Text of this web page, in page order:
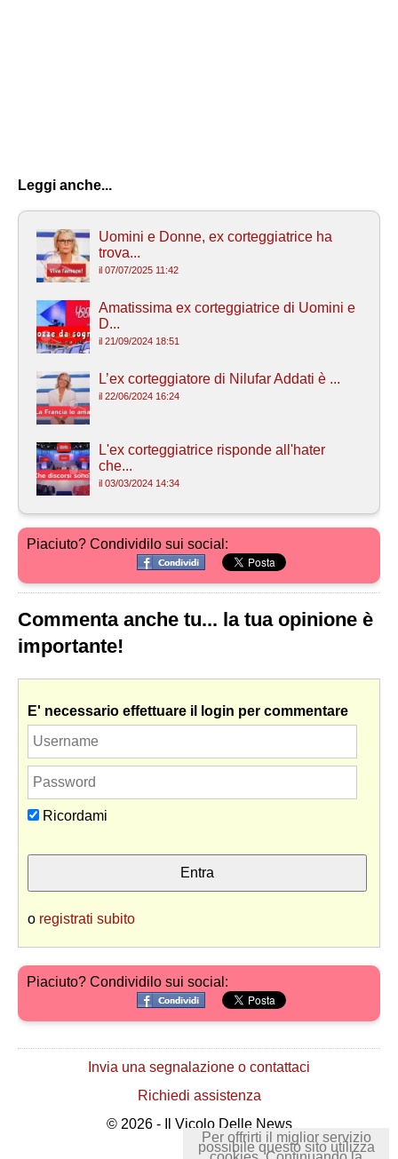
Leggi anche...
Uomini e Donne, ex corteggiatrice ha
trova...
il 07/07/2025 11:42
Amatissima ex corteggiatrice di Uomini e
D...
il 21/09/2024 18:51
L’ex corteggiatore di Nilufar Addati è ...
il 22/06/2024 16:24
L'ex corteggiatrice risponde all'hater
che...
il 03/03/2024 14:34
Piaciuto? Condividilo sui social:
Commenta anche tu... la tua opinione è
importante!
E' necessario effettuare il login per commentare
Ricordami
o registrati subito
Piaciuto? Condividilo sui social:
Invia una segnalazione o contattaci
Richiedi assistenza
© 2026 - Il Vicolo Delle News
Per offrirti il miglior servizio
possibile questo sito utilizza